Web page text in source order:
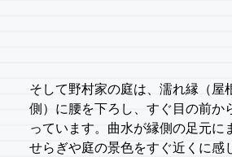
そして野村家の庭は、濡れ縁（屋
側）に腰を下ろし、すぐ目の前か
っています。曲水が縁側の足元に
せらぎや庭の景色をすぐ近くに感